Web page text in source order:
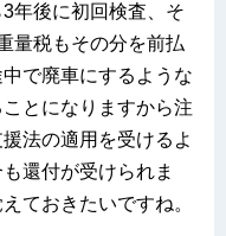
年後に初回検査、そ
量税もその分を前払
で廃車にするような
とになりますから注
法の適用を受けるよ
還付が受けられま
ておきたいですね。